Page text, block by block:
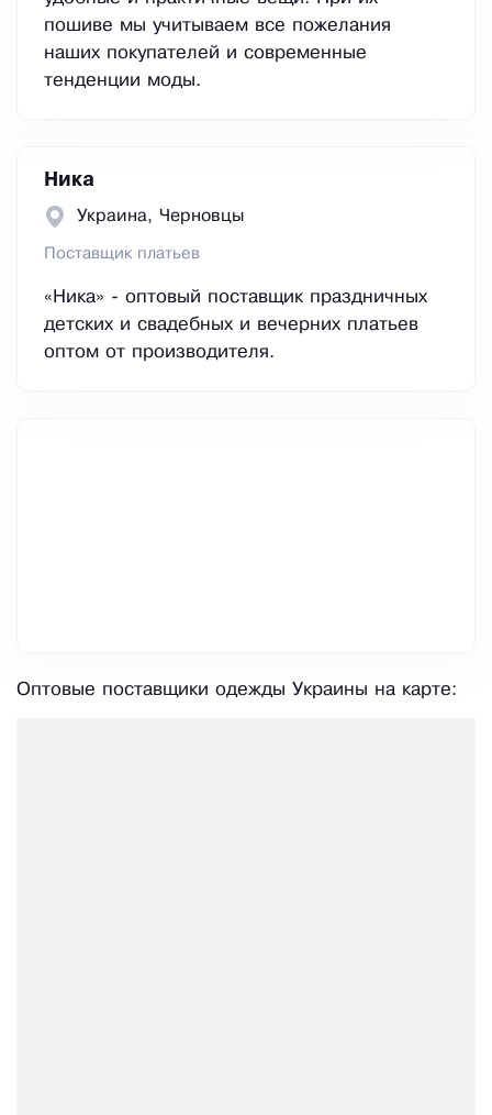
пошиве мы учитываем все пожелания
наших покупателей и современные
тенденции моды.
Ника
Украина, Черновцы
Поставщик платьев
«Ника» - оптовый поставщик праздничных
детских и свадебных и вечерних платьев
оптом от производителя.
Оптовые поставщики одежды Украины на карте: